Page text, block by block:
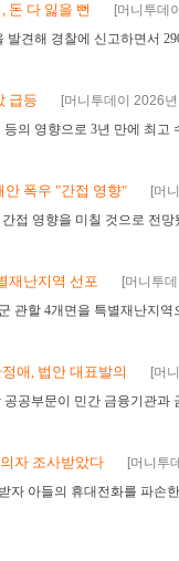
돈 다 잃을 뻔
[머니투데
견해 경찰에 신고하면서
급등
[머니투데이 2026
의 영향으로 3년 만에 최
폭우 "간접 영향"
[머
접 영향을 미칠 것으로 전
재난지역 선포
[머니투
관할 4개면을 특별재난지
애, 법안 대표발의
[머
공부문이 민간 금융기관
자 조사받았다
[머니투
자 아들의 휴대전화를 파손